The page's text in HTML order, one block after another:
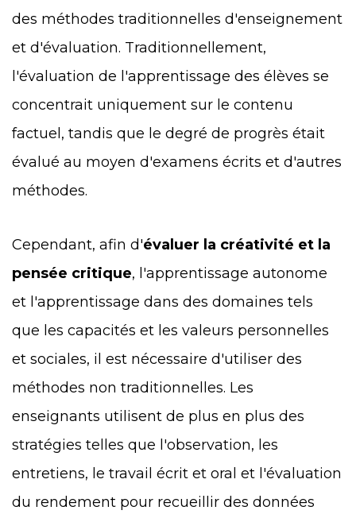
des méthodes traditionnelles d'enseignement
et d'évaluation. Traditionnellement,
l'évaluation de l'apprentissage des élèves se
concentrait uniquement sur le contenu
factuel, tandis que le degré de progrès était
évalué au moyen d'examens écrits et d'autres
méthodes.
Cependant, afin d'évaluer la créativité et la
pensée critique, l'apprentissage autonome
et l'apprentissage dans des domaines tels
que les capacités et les valeurs personnelles
et sociales, il est nécessaire d'utiliser des
méthodes non traditionnelles. Les
enseignants utilisent de plus en plus des
stratégies telles que l'observation, les
entretiens, le travail écrit et oral et l'évaluation
du rendement pour recueillir des données